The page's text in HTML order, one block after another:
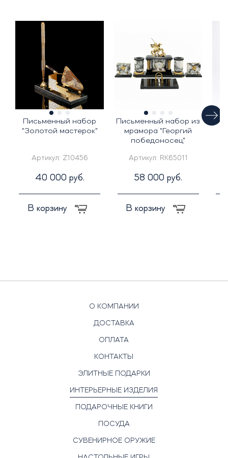
Письменный набор
"Золотой мастерок"
Артикул: Z10456
40 000 руб.
В корзину
Письменный набор из
мрамора "Георгий
победоносец"
Артикул: RK65011
58 000 руб.
В корзину
О КОМПАНИИ
ДОСТАВКА
ОПЛАТА
КОНТАКТЫ
ЭЛИТНЫЕ ПОДАРКИ
ИНТЕРЬЕРНЫЕ ИЗДЕЛИЯ
ПОДАРОЧНЫЕ КНИГИ
ПОСУДА
СУВЕНИРНОЕ ОРУЖИЕ